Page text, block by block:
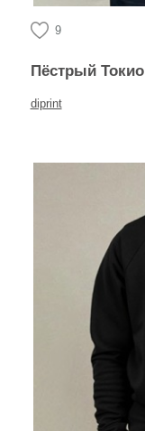
9
Пёстрый Токио
diprint